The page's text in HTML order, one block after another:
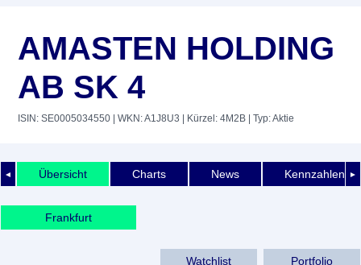
AMASTEN HOLDING
AB SK 4
ISIN: SE0005034550 | WKN: A1J8U3 | Kürzel: 4M2B | Typ: Aktie
◄ ►
Übersicht Charts News Kennzahlen
Frankfurt
Watchlist Portfolio